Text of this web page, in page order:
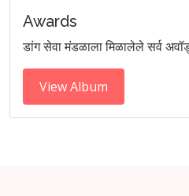
Awards
डांग सेवा मंडळाला मिळालेले सर्व
View Album